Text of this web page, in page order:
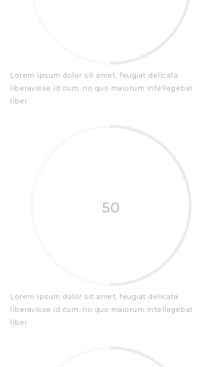
Lorem ipsum dolor sit amet, feugiat delicata
liberavisse id cum, no quo maiorum intellegebat
liber
50
Lorem ipsum dolor sit amet, feugiat delicata
liberavisse id cum, no quo maiorum intellegebat
liber